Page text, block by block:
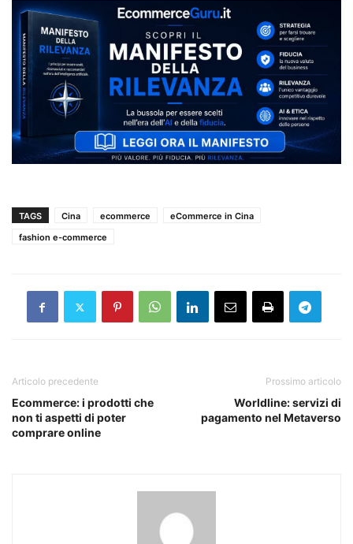
TAGS Cina ecommerce
eCommerce in Cina
fashion e-commerce
Articolo precedente
Ecommerce: i prodotti che
non ti aspetti di poter
comprare online
Prossimo articolo
Worldline: servizi di
pagamento nel Metaverso